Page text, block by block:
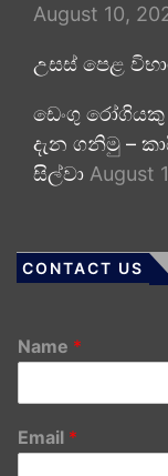
August 10,
උසස් පෙළ
ඩෙංගු රෝගියකු
දැන ගනිමු –
සිල්වා August
CONTACT US
Name *
Email *